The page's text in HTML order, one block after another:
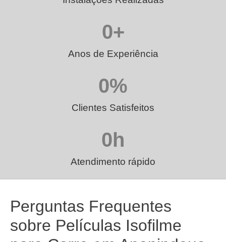
Anos de Experiência
0+
Clientes Satisfeitos
0%
Atendimento rápido
0h
Perguntas Frequentes
sobre Películas Isofilme